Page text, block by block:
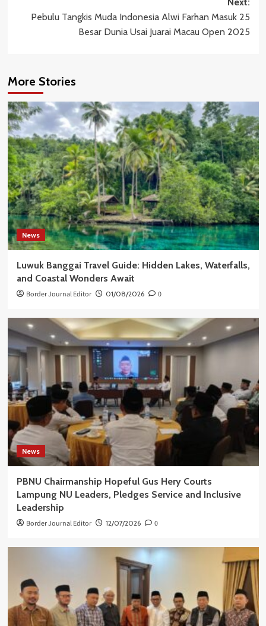
Pebulu Tangkis Muda Indonesia Alwi Farhan Masuk 25
Besar Dunia Usai Juarai Macau Open 2025
More Stories
News
Luwuk Banggai Travel Guide: Hidden Lakes, Waterfalls,
and Coastal Wonders Await
Border Journal Editor 01/08/2026 0
News
PBNU Chairmanship Hopeful Gus Hery Courts
Lampung NU Leaders, Pledges Service and Inclusive
Leadership
Border Journal Editor 12/07/2026 0